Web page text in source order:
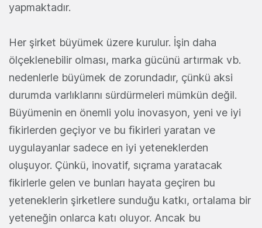
yapmaktadır.
Her şirket büyümek üzere kurulur. İşin daha
ölçeklenebilir olması, marka gücünü artırmak vb.
nedenlerle büyümek de zorundadır, çünkü aksi
durumda varlıklarını sürdürmeleri mümkün değil.
Büyümenin en önemli yolu inovasyon, yeni ve iyi
ﬁkirlerden geçiyor ve bu ﬁkirleri yaratan ve
uygulayanlar sadece en iyi yeteneklerden
oluşuyor. Çünkü, inovatif, sıçrama yaratacak
fikirlerle gelen ve bunları hayata geçiren bu
yeteneklerin şirketlere sunduğu katkı, ortalama bir
yeteneğin onlarca katı oluyor. Ancak bu